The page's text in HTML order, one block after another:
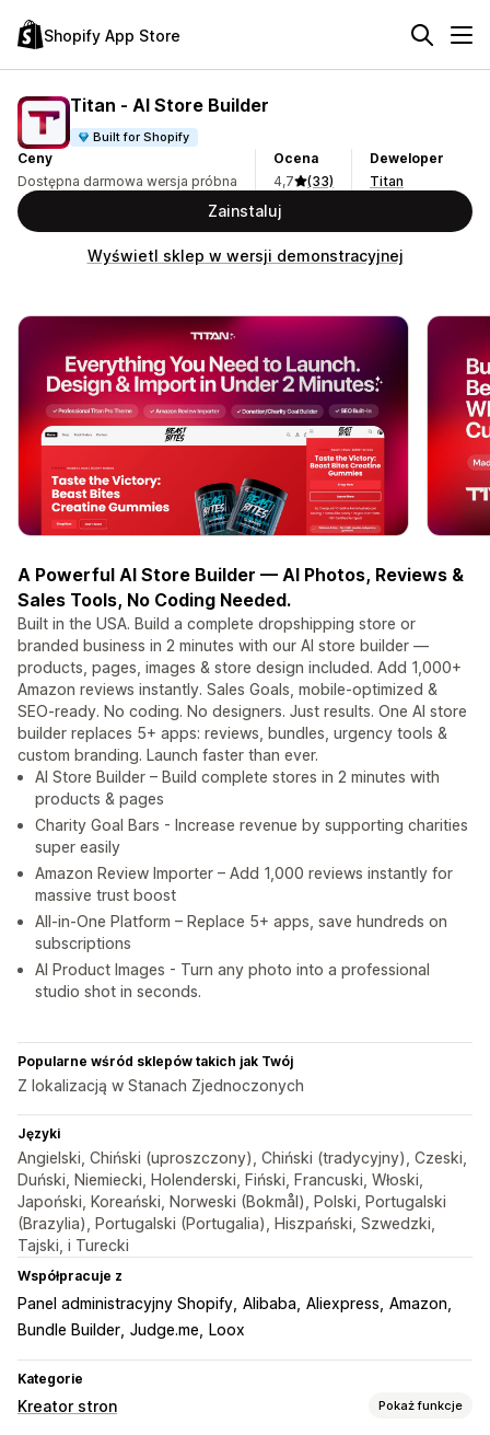
Shopify App Store
Titan ‑ AI Store Builder
Built for Shopify
Ceny
Dostępna darmowa wersja próbna
Ocena
4,7
(33)
Deweloper
Titan
Zainstaluj
Wyświetl sklep w wersji demonstracyjnej
A Powerful AI Store Builder — AI Photos, Reviews &
Sales Tools, No Coding Needed.
Built in the USA. Build a complete dropshipping store or
branded business in 2 minutes with our AI store builder —
products, pages, images & store design included. Add 1,000+
Amazon reviews instantly. Sales Goals, mobile-optimized &
SEO-ready. No coding. No designers. Just results. One AI store
builder replaces 5+ apps: reviews, bundles, urgency tools &
custom branding. Launch faster than ever.
AI Store Builder – Build complete stores in 2 minutes with
products & pages
Charity Goal Bars - Increase revenue by supporting charities
super easily
Amazon Review Importer – Add 1,000 reviews instantly for
massive trust boost
All-in-One Platform – Replace 5+ apps, save hundreds on
subscriptions
AI Product Images - Turn any photo into a professional
studio shot in seconds.
Popularne wśród sklepów takich jak Twój
Z lokalizacją w Stanach Zjednoczonych
Języki
Angielski, Chiński (uproszczony), Chiński (tradycyjny), Czeski,
Duński, Niemiecki, Holenderski, Fiński, Francuski, Włoski,
Japoński, Koreański, Norweski (Bokmål), Polski, Portugalski
(Brazylia), Portugalski (Portugalia), Hiszpański, Szwedzki,
Tajski, i Turecki
Współpracuje z
Panel administracyjny Shopify Alibaba Aliexpress Amazon
Bundle Builder Judge.me Loox
Kategorie
Kreator stron Pokaż funkcje